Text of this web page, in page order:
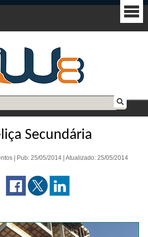
Secundária
| Pub: 25/05/2014 | Atualizado: 25/05/2014